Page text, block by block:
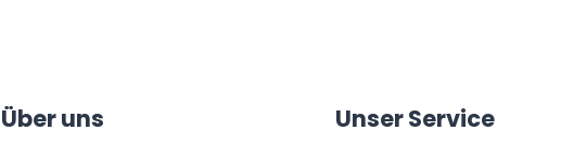
Über uns Unser Service